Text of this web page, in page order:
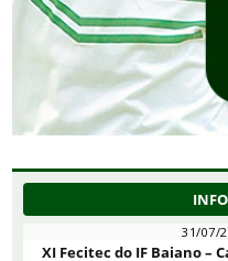
31/07/
XI Fecitec do IF Baiano –